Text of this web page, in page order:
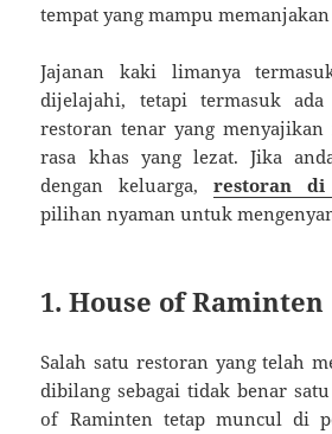
tempat yang mampu
Jajanan kaki limanya
dijelajahi, tetapi termasuk ada
restoran tenar yang menyajikan
rasa khas yang lezat. Jika
dengan keluarga, restoran di
pilihan nyaman untuk
1. House of Raminten
Salah satu restoran yang telah
dibilang sebagai tidak benar
of Raminten tetap muncul di